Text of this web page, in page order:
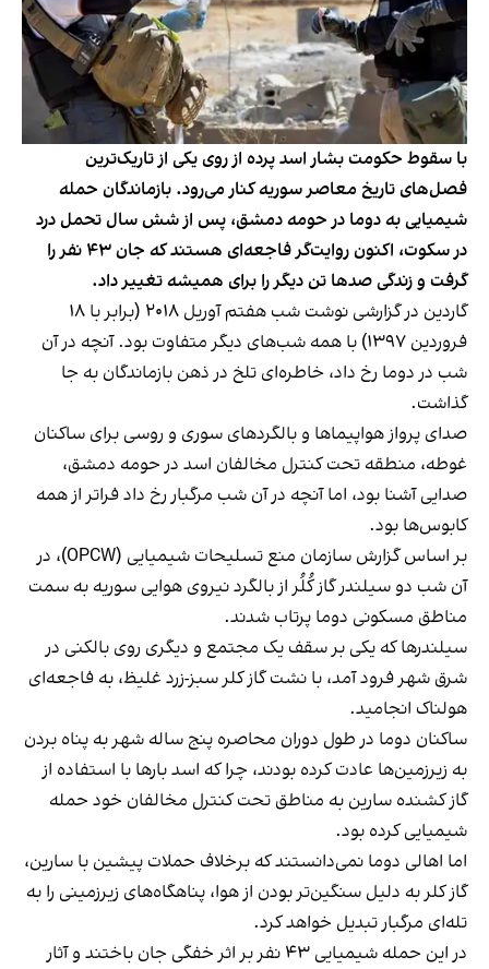
با سقوط حکومت بشار اسد پرده از روی یکی از تاریک‌ترین
فصل‌های تاریخ معاصر سوریه کنار می‌رود. بازماندگان حمله
شیمیایی به دوما در حومه دمشق، پس از شش سال تحمل درد
در سکوت، اکنون روایت‌گر فاجعه‌ای هستند که جان ۴۳ نفر را
گرفت و زندگی صدها تن دیگر را برای همیشه تغییر داد.
گاردین درگزارشی
نوشت شب هفتم آوریل ۲۰۱۸ (برابر با ۱۸
فروردین ۱۳۹۷) با همه شب‌های دیگر متفاوت بود. آنچه در آن
شب در دوما رخ داد، خاطره‌ای تلخ در ذهن بازماندگان به جا
گذاشت.
صدای پرواز هواپیماها و بالگردهای سوری و روسی برای ساکنان
غوطه، منطقه تحت کنترل مخالفان اسد در حومه دمشق،
صدایی آشنا بود، اما آنچه در آن شب مرگبار رخ داد فراتر از همه
کابوس‌ها بود.
بر اساس گزارش سازمان منع تسلیحات شیمیایی (OPCW)، در
آن شب دو سیلندر گاز کُلُر از بالگرد نیروی هوایی سوریه به سمت
مناطق مسکونی دوما پرتاب شدند.
سیلندرها که یکی بر سقف یک مجتمع و دیگری روی بالکنی در
شرق شهر فرود آمد، با نشت گاز کلر سبز-زرد غلیظ، به فاجعه‌ای
هولناک انجامید.
ساکنان دوما در طول دوران محاصره پنج ساله شهر به پناه بردن
به زیرزمین‌ها عادت کرده‌ بودند، چرا که اسد بارها با استفاده از
گاز کشنده سارین به مناطق تحت کنترل مخالفان خود حمله
شیمیایی کرده بود.
اما اهالی دوما نمی‌دانستند که برخلاف حملات پیشین با سارین،
گاز کلر به دلیل سنگین‌تر بودن از هوا، پناهگاه‌های زیرزمینی را به
تله‌ای مرگبار تبدیل خواهد‌ کرد.
در این حمله شیمیایی ۴۳ نفر بر اثر خفگی جان باختند و آثار